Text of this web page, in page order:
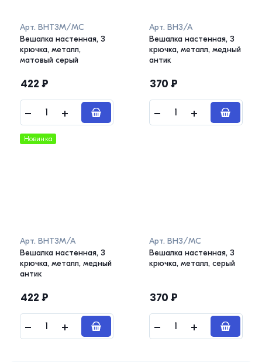
Арт. ВНТ3М/МС
Вешалка настенная, 3
крючка, металл,
матовый серый
422 ₽
Арт. ВН3/А
Вешалка настенная, 3
крючка, металл, медный
антик
370 ₽
Новинка
Арт. ВНТ3М/А
Вешалка настенная, 3
крючка, металл, медный
антик
422 ₽
Арт. ВН3/МС
Вешалка настенная, 3
крючка, металл, серый
370 ₽